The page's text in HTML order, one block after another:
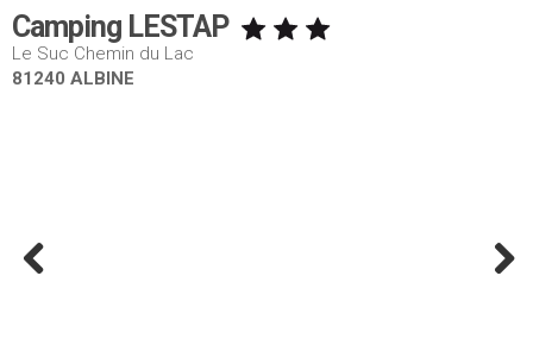
Camping LESTAP
Le Suc Chemin du Lac
81240 ALBINE